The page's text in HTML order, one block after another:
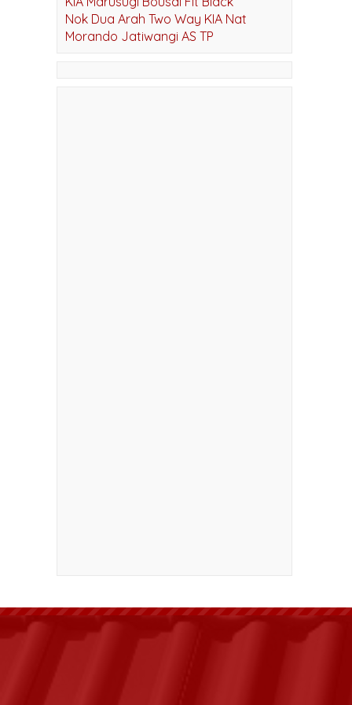
KIA Marusugi Bousai Fit Black
Nok Dua Arah Two Way KIA Nat